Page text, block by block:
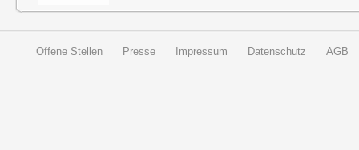
Offene Stellen Presse Impressum Datenschutz AGB